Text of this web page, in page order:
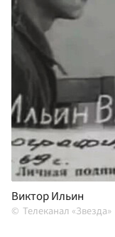
Виктор Ильин
Телеканал «Звезда»